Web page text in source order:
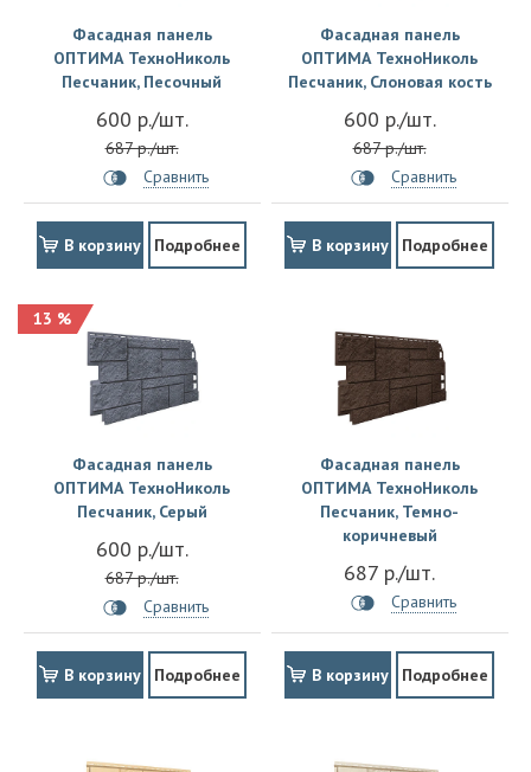
Фасадная панель
ОПТИМА ТехноНиколь
Песчаник, Песочный
600 р./шт.
687 р./шт.
Сравнить
В корзину Подробнее
Фасадная панель
ОПТИМА ТехноНиколь
Песчаник, Слоновая кость
600 р./шт.
687 р./шт.
Сравнить
В корзину Подробнее
13 %
Фасадная панель
ОПТИМА ТехноНиколь
Песчаник, Серый
600 р./шт.
687 р./шт.
Сравнить
В корзину Подробнее
Фасадная панель
ОПТИМА ТехноНиколь
Песчаник, Темно-
коричневый
687 р./шт.
Сравнить
В корзину Подробнее